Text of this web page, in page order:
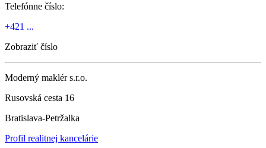
Telefónne číslo:
+421 ...
Zobraziť číslo
Moderný maklér s.r.o.
Rusovská cesta 16
Bratislava-Petržalka
Profil realitnej kancelárie